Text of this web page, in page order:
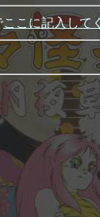
ここに記入して